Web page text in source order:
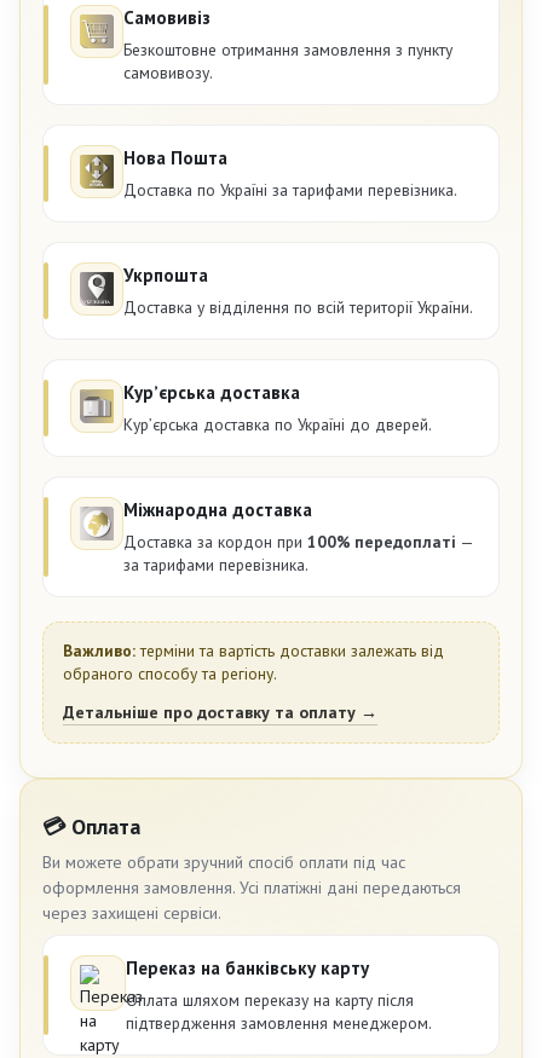
Самовивіз
Безкоштовне отримання замовлення з пункту
самовивозу.
Нова Пошта
Доставка по Україні за тарифами перевізника.
Укрпошта
Доставка у відділення по всій території України.
Курʼєрська доставка
Курʼєрська доставка по Україні до дверей.
Міжнародна доставка
Доставка за кордон при 100% передоплаті —
за тарифами перевізника.
Важливо:терміни та вартість доставки залежать від
обраного способу та регіону.
Детальніше про доставку та оплату →
💳 Оплата
Ви можете обрати зручний спосіб оплати під час
оформлення замовлення. Усі платіжні дані передаються
через захищені сервіси.
Переказ на банківську карту
Оплата шляхом переказу на карту після
підтвердження замовлення менеджером.